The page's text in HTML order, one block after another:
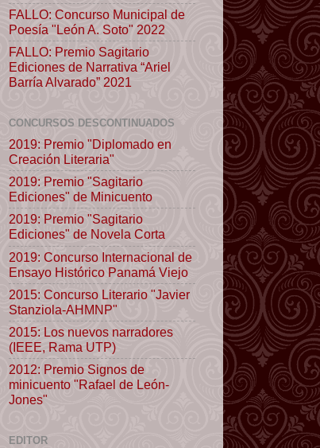
FALLO: Concurso Municipal de
Poesía "León A. Soto" 2022
FALLO: Premio Sagitario
Ediciones de Narrativa “Ariel
Barría Alvarado” 2021
CONCURSOS DESCONTINUADOS
2019: Premio "Diplomado en
Creación Literaria"
2019: Premio "Sagitario
Ediciones" de Minicuento
2019: Premio "Sagitario
Ediciones" de Novela Corta
2019: Concurso Internacional de
Ensayo Histórico Panamá Viejo
2015: Concurso Literario "Javier
Stanziola-AHMNP"
2015: Los nuevos narradores
(IEEE, Rama UTP)
2012: Premio Signos de
minicuento "Rafael de León-
Jones"
EDITOR